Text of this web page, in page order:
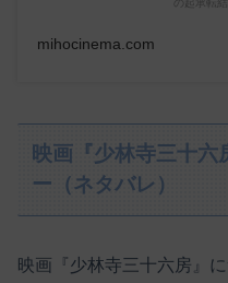
mihocinema.com
映画『少林寺三十六
ー（ネタバレ）
映画『少林寺三十六房』に